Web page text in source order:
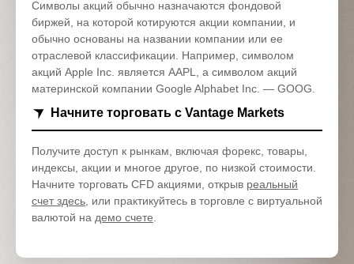
Символы акций обычно назначаются фондовой
биржей, на которой котируются акции компании, и
обычно основаны на названии компании или ее
отраслевой классификации. Например, символом
акций Apple Inc. является AAPL, а символом акций
материнской компании Google Alphabet Inc. — GOOG.
Начните торговать с Vantage Markets
Получите доступ к рынкам, включая форекс, товары,
индексы, акции и многое другое, по низкой стоимости.
Начните торговать CFD акциями, открыв реальный
счет здесь , или практикуйтесь в торговле с виртуальной
валютой на демо счете